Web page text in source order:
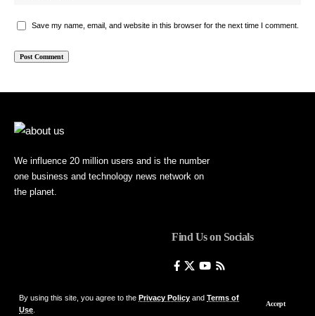
By using this site, you agree to the Privacy Policy and Terms of
Use
Accept
Save my name, email, and website in this browser for the next time I comment.
We influence 20 million users and is the number
one business and technology news network on
the planet.
Find Us on Socials